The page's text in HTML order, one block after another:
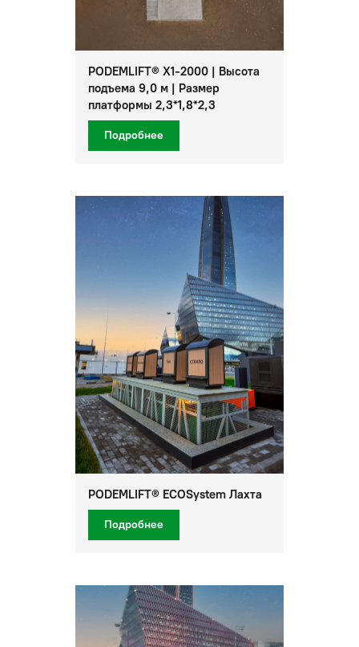
PODEMLIFT® X1-2000 | Высота
подъема 9,0 м | Размер
платформы 2,3*1,8*2,3
Подробнее
PODEMLIFT® ECOSystem Лахта
Подробнее